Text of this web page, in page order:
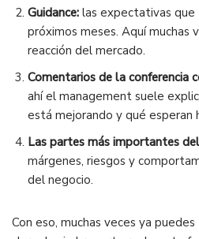
Guidance: las expectativas que
próximos meses. Aquí muchas
reacción del mercado.
Comentarios de la conferencia
ahí el management suele
está mejorando y qué esperan
Las partes más importantes
márgenes, riesgos y
del negocio.
Con eso, muchas veces ya